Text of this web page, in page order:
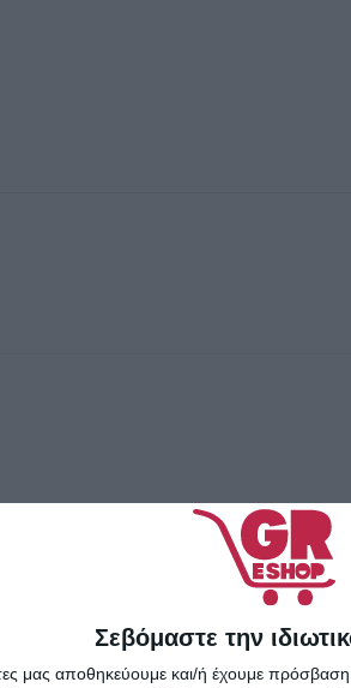
Σεβόμαστε την
μας αποθηκεύουμε και/ή έχουμε